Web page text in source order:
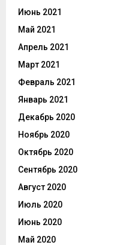
Июнь 2021
Май 2021
Апрель 2021
Март 2021
Февраль 2021
Январь 2021
Декабрь 2020
Ноябрь 2020
Октябрь 2020
Сентябрь 2020
Август 2020
Июль 2020
Июнь 2020
Май 2020